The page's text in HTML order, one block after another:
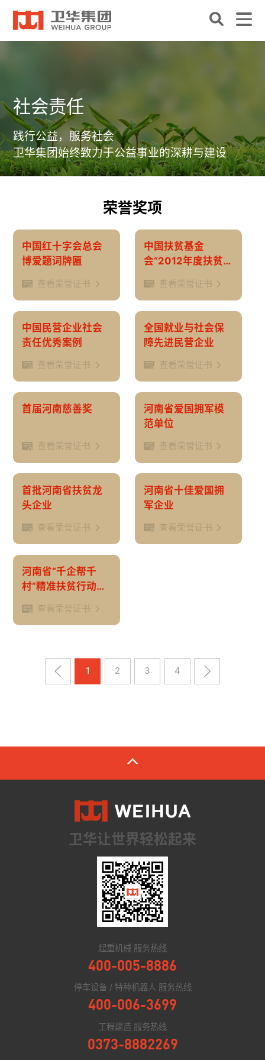
社会责任
践行公益，服务社会
卫华集团始终致力于公益事业的深耕与建设
荣誉奖项
中国红十字会总会
博爱题词牌匾
查看荣誉证书
中国扶贫基金
会“2012年度扶贫明
查看荣誉证书
中国民营企业社会
责任优秀案例
查看荣誉证书
全国就业与社会保
障先进民营企业
查看荣誉证书
首届河南慈善奖
查看荣誉证书
河南省爱国拥军模
范单位
查看荣誉证书
首批河南省扶贫龙
头企业
查看荣誉证书
河南省十佳爱国拥
军企业
查看荣誉证书
河南省“千企帮千
村”精准扶贫行动先
查看荣誉证书
1 2 3 4
卫华让世界轻松起来
起重机械 服务热线
400-005-8886
停车设备 / 特种机器人 服务热线
400-006-3699
工程建造 服务热线
0373-8882269